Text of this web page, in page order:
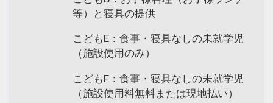
等）と寝具の提供
こどもE：食事・寝具なしの未就学児
（施設使用のみ）
こどもF：食事・寝具なしの未就学児
（施設使用料無料または現地払い）